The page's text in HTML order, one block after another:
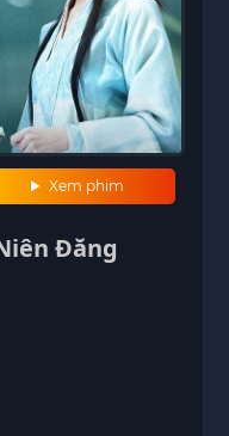
Xem phim
Đăng